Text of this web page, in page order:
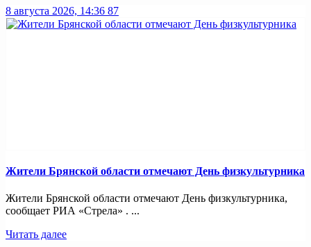
8 августа 2026, 14:36 87
Жители Брянской области отмечают День физкультурника
Жители Брянской области отмечают День физкультурника,
сообщает РИА «Стрела» . ...
Читать далее